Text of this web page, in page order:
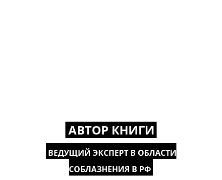
АВТОР КНИГИ
ВЕДУЩИЙ ЭКСПЕРТ В ОБЛАСТИ
СОБЛАЗНЕНИЯ В РФ